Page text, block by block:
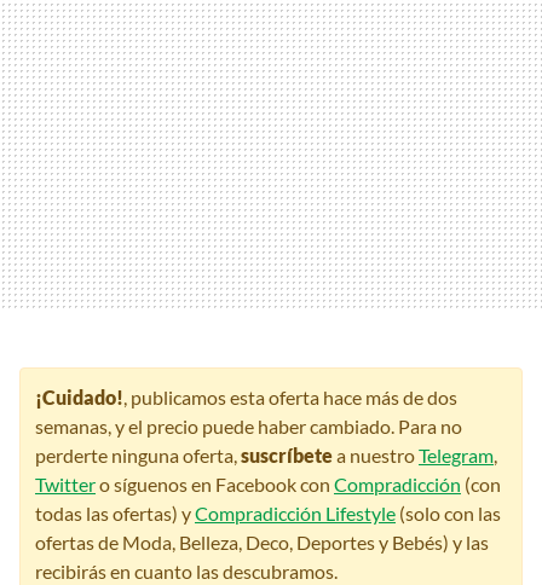
¡Cuidado!, publicamos esta oferta hace más de dos
semanas, y el precio puede haber cambiado. Para no
perderte ninguna oferta,suscríbetea nuestroTelegram,
Twittero síguenos en Facebook con Compradicción (con
todas las ofertas) yCompradicción Lifestyle (solo con las
ofertas de Moda, Belleza, Deco, Deportes y Bebés) y las
recibirás en cuanto las descubramos.